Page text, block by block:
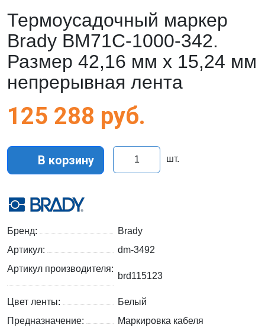
Термоусадочный маркер
Brady BM71С-1000-342.
Размер 42,16 мм х 15,24 мм
непрерывная лента
125 288 руб.
В корзину шт.
Бренд:
Brady
Артикул:
dm-3492
Артикул производителя:
brd115123
Цвет ленты:
Белый
Предназначение:
Маркировка кабеля